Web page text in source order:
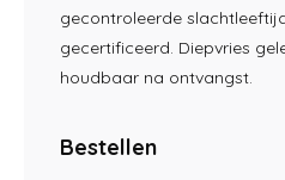
gecontroleerde
gecertificeerd. Diepvries
houdbaar na ontvangst.
Bestellen